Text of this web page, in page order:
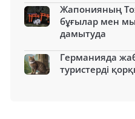
Жапонияның
бұғылар мен
дамытуда
Германияда
туристерді